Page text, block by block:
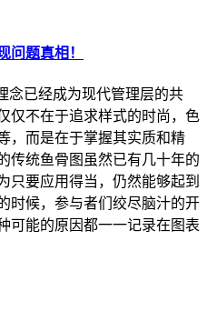
问题真相！
念已经成为现代管理层的共
仅不在于追求样式的时尚，色
，而是在于掌握其实质和精
传统鱼骨图虽然已有几十年的
只要应用得当，仍然能够起到
时候，参与者们绞尽脑汁的开
可能的原因都一一记录在图表